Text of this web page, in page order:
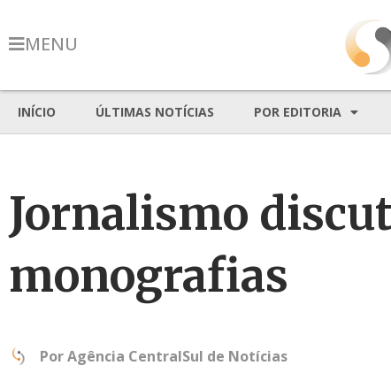
MENU
INÍCIO ÚLTIMAS NOTÍCIAS POR EDITORIA
Jornalismo
monografias
PorAgência CentralSul de Notícias